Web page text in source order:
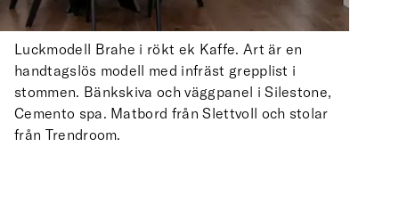
Luckmodell Brahe i rökt ek Kaffe. Art är en
handtagslös modell med infräst grepplist i
stommen. Bänkskiva och väggpanel i Silestone,
Cemento spa. Matbord från Slettvoll och stolar
från Trendroom.